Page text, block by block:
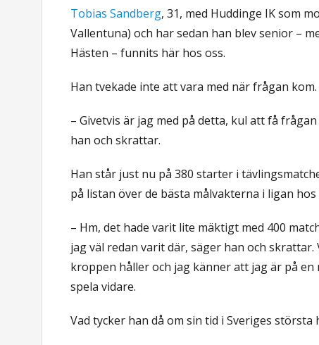
Tobias Sandberg, 31, med Huddinge IK som
Vallentuna) och har sedan han blev senior –
Hästen – funnits här hos oss.
Han tvekade inte att vara med när frågan kom.
– Givetvis är jag med på detta, kul att få
han och skrattar.
Han står just nu på 380 starter i
på listan över de bästa målvakterna i ligan
– Hm, det hade varit lite mäktigt med 400
jag väl redan varit där, säger han och
kroppen håller och jag känner att jag är på
spela vidare.
Vad tycker han då om sin tid i Sveriges största